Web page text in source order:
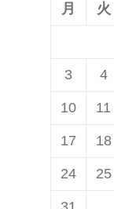
月 火
3 4
10 11
17 18
24 25